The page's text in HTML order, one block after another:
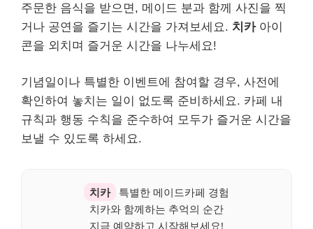
주문한 음식을 받으면, 메이드 분과 함께 사진을 찍
거나 공연을 즐기는 시간을 가져보세요. 치카아이
콘을 외치며 즐거운 시간을 나누세요!
기념일이나 특별한 이벤트에 참여할 경우, 사전에
확인하여 놓치는 일이 없도록 준비하세요. 카페 내
규칙과 행동 수칙을 준수하여 모두가 즐거운 시간을
보낼 수 있도록 하세요.
치카
특별한 메이드카페 경험
치카와 함께하는 추억의 순간
지금 예약하고 시작해보세요!